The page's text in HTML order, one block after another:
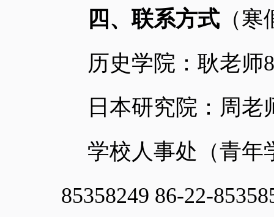
四、联系方式（寒
历史学院：耿老师
日本研究院：周老
学校人事处（青年
85358249 86-22-